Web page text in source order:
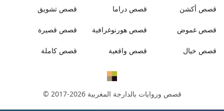
قصص أكشن قصص دراما قصص تشويق
قصص غموض قصص هورنوغرافية قصص قصيرة
قصص خيال قصص واقعية قصص كاملة
قصص وروايات بالدارجة المغربية© 2017-2026